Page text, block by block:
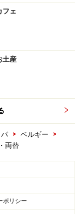
フェ
土産
> ベルギー
>
両替
ポリシー